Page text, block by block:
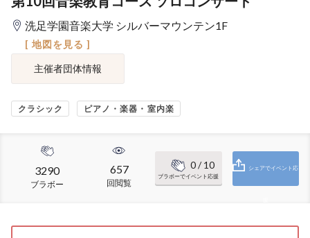
洗足学園音楽大学 シルバーマウンテン1F
[ 地図を見る ]
主催者団体情報
クラシック ピアノ・楽器・室内楽
3290
ブラボー
657
回閲覧
0/ 10
ブラボーでイベント応援
シェアでイベント応